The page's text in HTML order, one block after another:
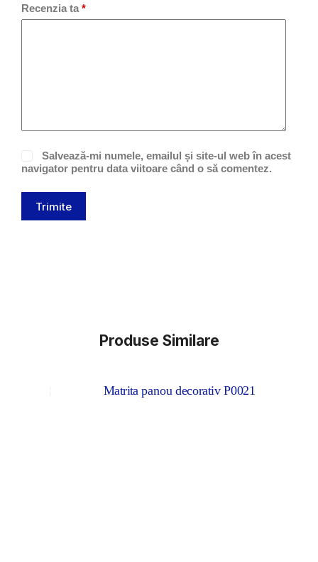
Recenzia ta *
Salvează-mi numele, emailul și site-ul web în acest
navigator pentru data viitoare când o să comentez.
Trimite
Produse Similare